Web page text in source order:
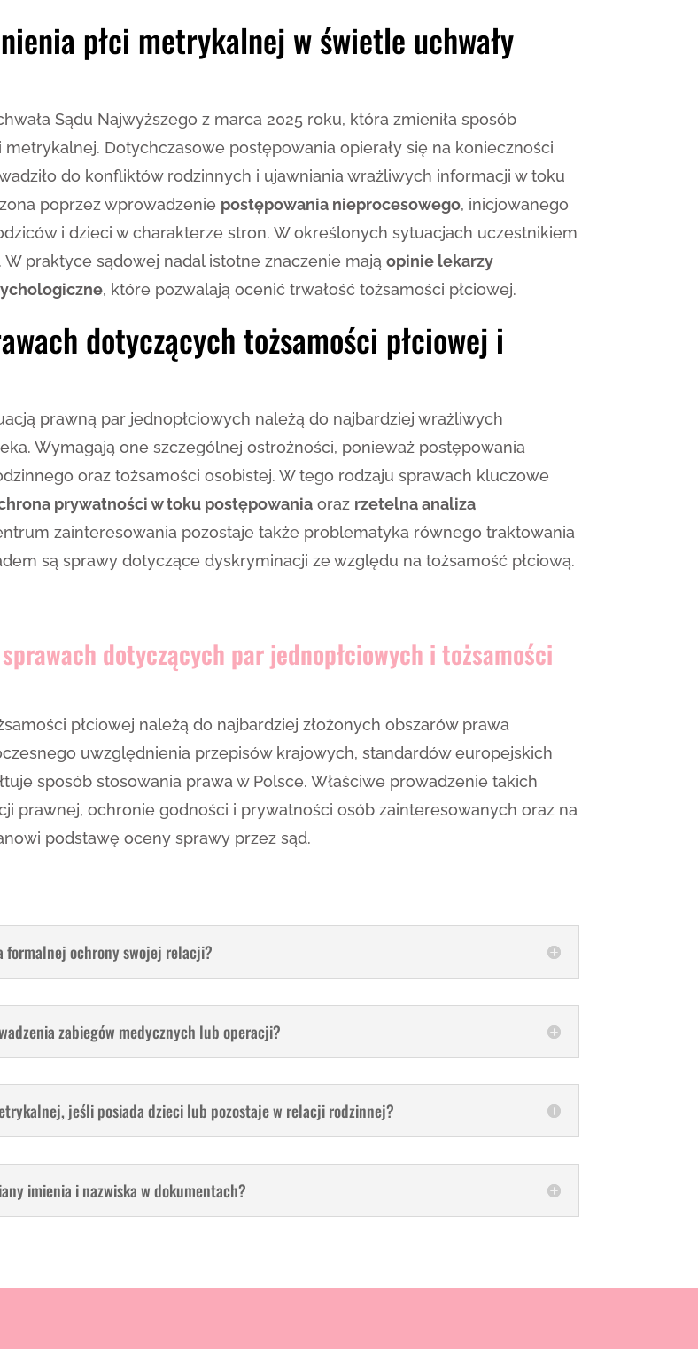
płci metrykalnej w świetle uchwały
Sądu Najwyższego z marca 2025 roku, która zmieniła sposób
Dotychczasowe postępowania opierały się na konieczności
do konfliktów rodzinnych i ujawniania wrażliwych informacji w toku
poprzez wprowadzenie postępowania nieprocesowego, inicjowanego
i dzieci w charakterze stron. W określonych sytuacjach uczestnikiem
praktyce sądowej nadal istotne znaczenie mająopinie lekarzy
, które pozwalają ocenić trwałość tożsamości płciowej.
dotyczących tożsamości płciowej i
prawną par jednopłciowych należą do najbardziej wrażliwych
Wymagają one szczególnej ostrożności, ponieważ postępowania
oraz tożsamości osobistej. W tego rodzaju sprawach kluczowe
prywatności w toku postępowania oraz rzetelna analiza
zainteresowania pozostaje także problematyka równego traktowania
są sprawy dotyczące dyskryminacji ze względu na tożsamość płciową.
dotyczących par jednopłciowych i tożsamości
płciowej należą do najbardziej złożonych obszarów prawa
uwzględnienia przepisów krajowych, standardów europejskich
sposób stosowania prawa w Polsce. Właściwe prowadzenie takich
prawnej, ochronie godności i prywatności osób zainteresowanych oraz na
podstawę oceny sprawy przez sąd.
formalnej ochrony swojej relacji?
zabiegów medycznych lub operacji?
jeśli posiada dzieci lub pozostaje w relacji rodzinnej?
imienia i nazwiska w dokumentach?